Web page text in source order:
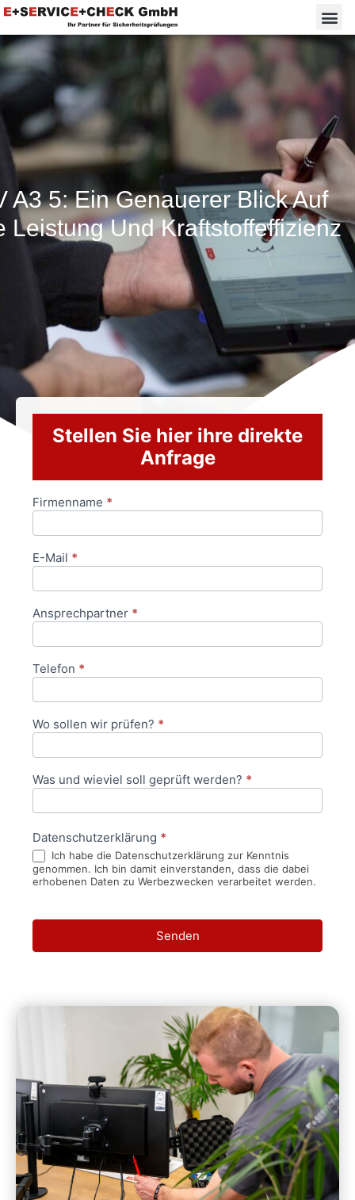
A3 5: Ein Genauerer Blick Auf
Leistung Und Kraftstoffeffizienz
Stellen Sie hier ihre direkte
Anfrage
Anfrageformular
Firmenname *
E-Mail *
Ansprechpartner *
Telefon *
Wo sollen wir prüfen? *
Was und wieviel soll geprüft werden? *
Datenschutzerklärung *
Ich habe die Datenschutzerklärung zur Kenntnis
genommen. Ich bin damit einverstanden, dass die dabei
erhobenen Daten zu Werbezwecken verarbeitet werden.
Senden